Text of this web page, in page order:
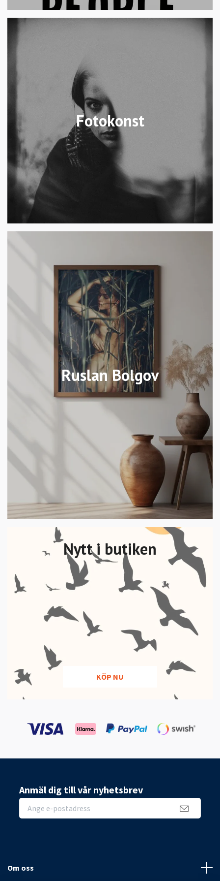
Fotokonst
Ruslan Bolgov
Nytt i butiken
KÖP NU
Anmäl dig till vår nyhetsbrev
Om oss